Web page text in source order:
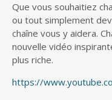
Que vous souhaitiez
ou tout simplement
chaîne vous y aidera.
nouvelle vidéo
plus riche.
https://